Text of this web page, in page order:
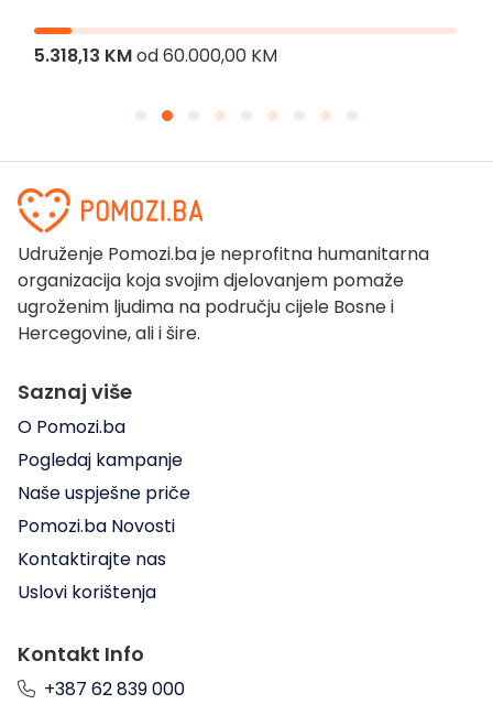
5.318,13 KMod60.000,00 KM
Udruženje Pomozi.ba je neprofitna humanitarna
organizacija koja svojim djelovanjem pomaže
ugroženim ljudima na području cijele Bosne i
Hercegovine, ali i šire.
Saznaj više
O Pomozi.ba
Pogledaj kampanje
Naše uspješne priče
Pomozi.ba Novosti
Kontaktirajte nas
Uslovi korištenja
Kontakt Info
+387 62 839 000